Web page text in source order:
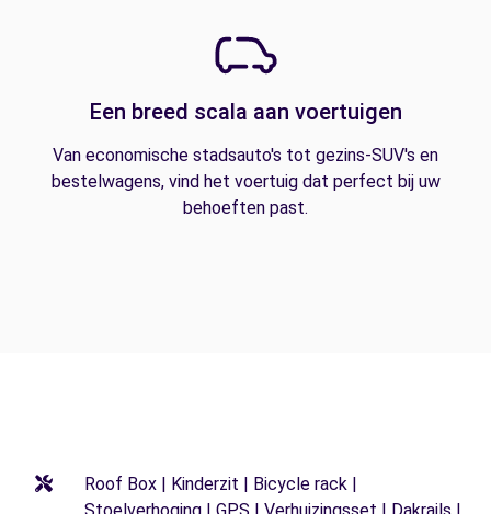
Een breed scala aan voertuigen
Van economische stadsauto's tot gezins-SUV's en
bestelwagens, vind het voertuig dat perfect bij uw
behoeften past.
Roof Box | Kinderzit | Bicycle rack |